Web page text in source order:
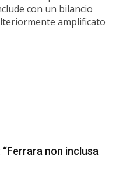
con un bilancio
amplificato
non inclusa